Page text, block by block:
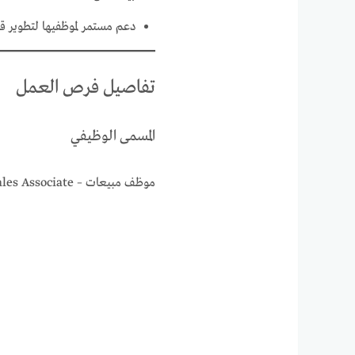
دعم مستمر لموظفيها لتطوير
تفاصيل فرص العمل
المسمى الوظيفي
موظف مبيعات – Sales Associate